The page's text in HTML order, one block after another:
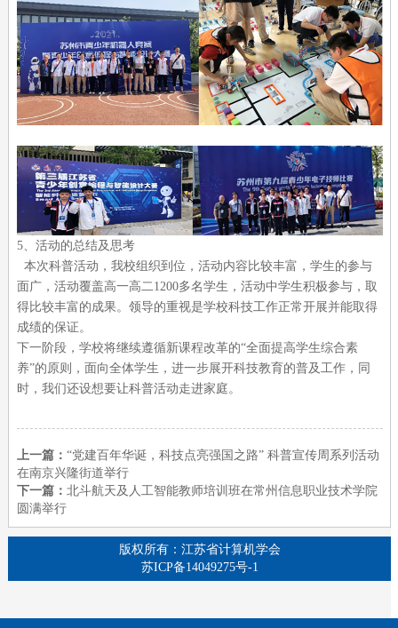
5、活动的总结及思考
本次科普活动，我校组织到位，活动内容比较丰富，学生的参与
面广，活动覆盖高一高二1200多名学生，活动中学生积极参与，取
得比较丰富的成果。领导的重视是学校科技工作正常开展并能取得
成绩的保证。
下一阶段，学校将继续遵循新课程改革的“全面提高学生综合素
养”的原则，面向全体学生，进一步展开科技教育的普及工作，同
时，我们还设想要让科普活动走进家庭。
上一篇： “党建百年华诞，科技点亮强国之路” 科普宣传周系列活动
在南京兴隆街道举行
下一篇： 北斗航天及人工智能教师培训班在常州信息职业技术学院
圆满举行
版权所有：江苏省计算机学会
苏ICP备14049275号-1